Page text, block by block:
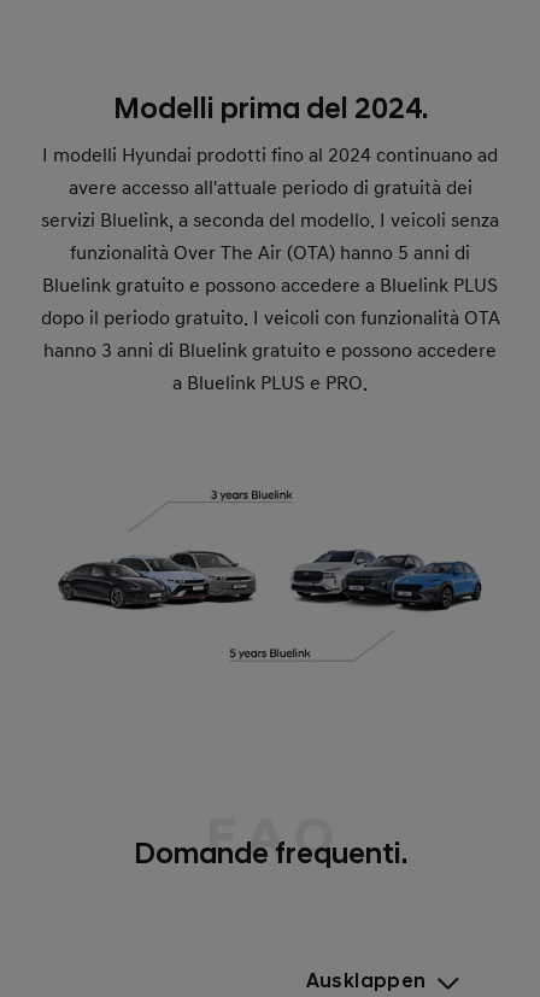
Modelli prima del 2024.
I modelli Hyundai prodotti fino al 2024 continuano ad
avere accesso all'attuale periodo di gratuità dei
servizi Bluelink, a seconda del modello. I veicoli senza
funzionalità Over The Air (OTA) hanno 5 anni di
Bluelink gratuito e possono accedere a Bluelink PLUS
dopo il periodo gratuito. I veicoli con funzionalità OTA
hanno 3 anni di Bluelink gratuito e possono accedere
a Bluelink PLUS e PRO.
F A Q
Domande frequenti.
Ausklappen